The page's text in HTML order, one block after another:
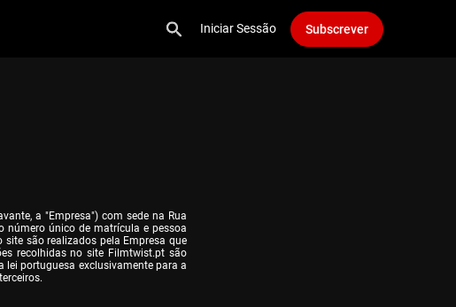
Iniciar Sessão Subscrever
a "Empresa") com sede na Rua
número único de matrícula e pessoa
são realizados pela Empresa que
recolhidas no site Filmtwist.pt são
portuguesa exclusivamente para a